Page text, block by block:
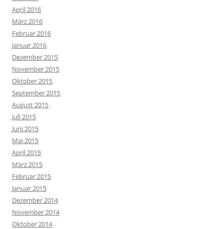
April 2016
März 2016
Februar 2016
Januar 2016
Dezember 2015
November 2015
Oktober 2015
September 2015
August 2015
Juli 2015
Juni 2015
Mai 2015
April 2015
März 2015
Februar 2015
Januar 2015
Dezember 2014
November 2014
Oktober 2014